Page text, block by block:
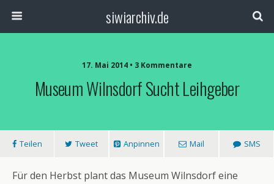
siwiarchiv.de
17. Mai 2014 • 3 Kommentare
Museum Wilnsdorf Sucht Leihgeber
Teilen Tweet Anpinnen Mail SMS
Für den Herbst plant das Museum Wilnsdorf eine